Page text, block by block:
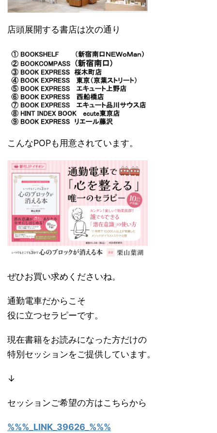
店頭展開する書店は次の通り
こんなPOPも用意されています。
ぜひお買い求めくださいね。
通勤電車だからこそ
役に立つセラピーです。
現在書籍をお読みになった方だけの
特別セッションをご提供しています。
↓
セッションご希望の方はこちらから
%%%_LINK_39626_%%%